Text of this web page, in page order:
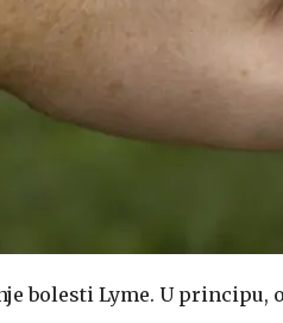
bolesti Lyme. U principu,